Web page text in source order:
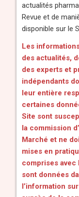
actualités
Revue et de
disponible sur le
Les
des actualités,
des experts et
indépendants
leur entière
certaines
Site sont
la commission
Marché et ne
mises en
comprises
sont données
l’information